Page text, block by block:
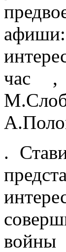
час ,
.